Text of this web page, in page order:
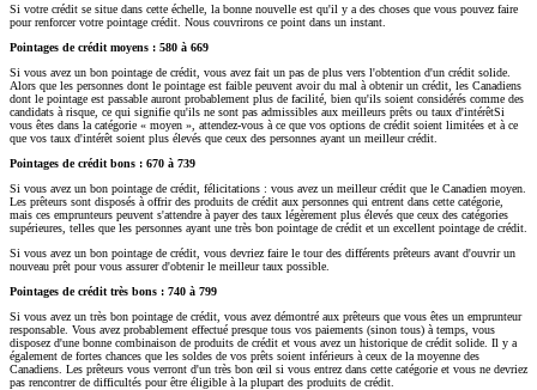
Si votre crédit se situe dans cette échelle, la bonne nouvelle est qu'il y a des choses que vous pouvez faire
pour renforcer votre pointage crédit. Nous couvrirons ce point dans un instant.
Pointages de crédit moyens : 580 à 669
Si vous avez un bon pointage de crédit, vous avez fait un pas de plus vers l'obtention d'un crédit solide.
Alors que les personnes dont le pointage est faible peuvent avoir du mal à obtenir un crédit, les Canadiens
dont le pointage est passable auront probablement plus de facilité, bien qu'ils soient considérés comme des
candidats à risque, ce qui signifie qu'ils ne sont pas admissibles aux meilleurs prêts ou taux d'intérêtSi
vous êtes dans la catégorie « moyen », attendez-vous à ce que vos options de crédit soient limitées et à ce
que vos taux d'intérêt soient plus élevés que ceux des personnes ayant un meilleur crédit.
Pointages de crédit bons : 670 à 739
Si vous avez un bon pointage de crédit, félicitations : vous avez un meilleur crédit que le Canadien moyen.
Les prêteurs sont disposés à offrir des produits de crédit aux personnes qui entrent dans cette catégorie,
mais ces emprunteurs peuvent s'attendre à payer des taux légèrement plus élevés que ceux des catégories
supérieures, telles que les personnes ayant une très bon pointage de crédit et un excellent pointage de crédit.
Si vous avez un bon pointage de crédit, vous devriez faire le tour des différents prêteurs avant d'ouvrir un
nouveau prêt pour vous assurer d'obtenir le meilleur taux possible.
Pointages de crédit très bons : 740 à 799
Si vous avez un très bon pointage de crédit, vous avez démontré aux prêteurs que vous êtes un emprunteur
responsable. Vous avez probablement effectué presque tous vos paiements (sinon tous) à temps, vous
disposez d'une bonne combinaison de produits de crédit et vous avez un historique de crédit solide. Il y a
également de fortes chances que les soldes de vos prêts soient inférieurs à ceux de la moyenne des
Canadiens. Les prêteurs vous verront d'un très bon œil si vous entrez dans cette catégorie et vous ne devriez
pas rencontrer de difficultés pour être éligible à la plupart des produits de crédit.